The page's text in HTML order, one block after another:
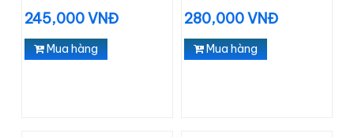
245,000 VNĐ
Mua hàng
280,000 VNĐ
Mua hàng